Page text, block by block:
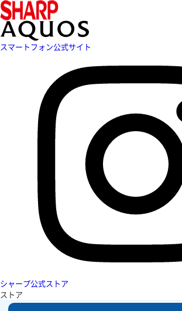
スマートフォン公式サイト
シャープ公式ストア
ストア